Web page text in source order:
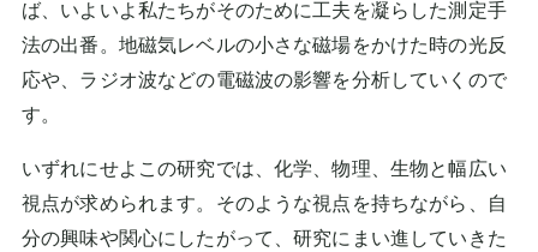
ば、いよいよ私たちがそのために工夫を凝らした測定手
法の出番。地磁気レベルの小さな磁場をかけた時の光反
応や、ラジオ波などの電磁波の影響を分析していくので
す。
いずれにせよこの研究では、化学、物理、生物と幅広い
視点が求められます。そのような視点を持ちながら、自
分の興味や関心にしたがって、研究にまい進していきた